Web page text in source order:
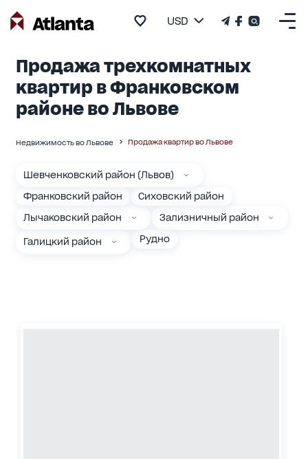
USD
Продажа трехкомнатных
квартир в Франковском
районе во Львове
Недвижимость во Львове Продажа квартир во Львове
Шевченковский район (Львов)
Франковский район
Сиховский район
Лычаковский район
Зализничный район
Галицкий район Рудно